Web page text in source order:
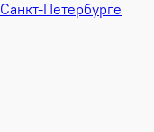
Петербурге